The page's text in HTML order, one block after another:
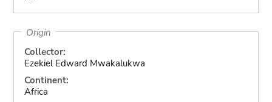
Origin
Collector:
Ezekiel Edward Mwakalukwa
Continent:
Africa